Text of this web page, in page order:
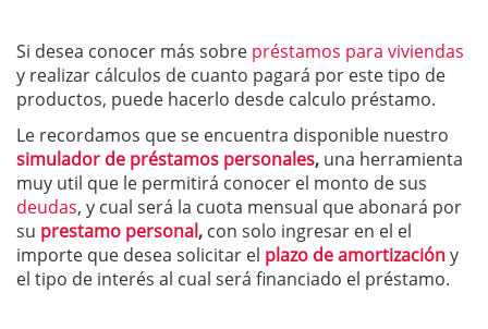
Si desea conocer más sobre préstamos para viviendas
y realizar cálculos de cuanto pagará por este tipo de
productos, puede hacerlo desde calculo préstamo.
Le recordamos que se encuentra disponible nuestro
simulador de préstamos personales, una herramienta
muy util que le permitirá conocer el monto de sus
deudas, y cual será la cuota mensual que abonará por
su prestamo personal, con solo ingresar en el el
importe que desea solicitar el plazo de amortizacióny
el tipo de interés al cual será financiado el préstamo.